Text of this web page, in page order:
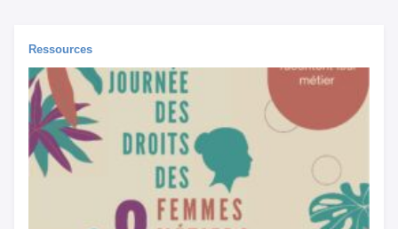
Ressources